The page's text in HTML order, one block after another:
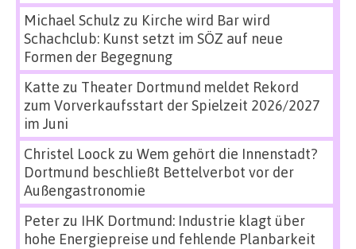
Michael Schulz zu Kirche wird Bar wird
Schachclub: Kunst setzt im SÖZ auf neue
Formen der Begegnung
Katte zu Theater Dortmund meldet Rekord
zum Vorverkaufsstart der Spielzeit 2026/2027
im Juni
Christel Loock zu Wem gehört die Innenstadt?
Dortmund beschließt Bettelverbot vor der
Außengastronomie
Peterzu IHK Dortmund: Industrie klagt über
hohe Energiepreise und fehlende Planbarkeit